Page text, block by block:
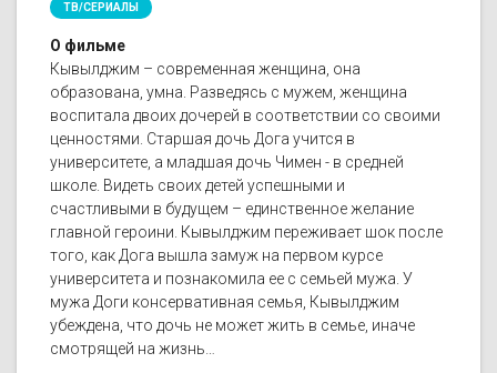
ТВ/СЕРИАЛЫ
О фильме
Кывылджим – современная женщина, она
образована, умна. Разведясь с мужем, женщина
воспитала двоих дочерей в соответствии со своими
ценностями. Старшая дочь Дога учится в
университете, а младшая дочь Чимен - в средней
школе. Видеть своих детей успешными и
счастливыми в будущем – единственное желание
главной героини. Кывылджим переживает шок после
того, как Дога вышла замуж на первом курсе
университета и познакомила ее с семьей мужа. У
мужа Доги консервативная семья, Кывылджим
убеждена, что дочь не может жить в семье, иначе
смотрящей на жизнь…